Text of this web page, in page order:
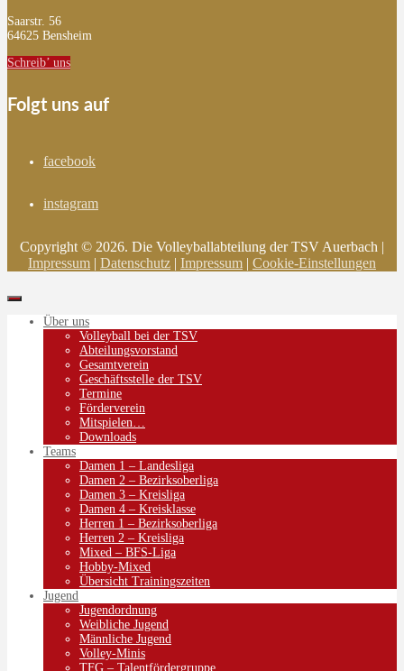
Saarstr. 56
64625 Bensheim
Schreib’ uns
Folgt uns auf
facebook
instagram
Copyright © 2026. Die Volleyballabteilung der TSV Auerbach |
Impressum | Datenschutz | Impressum | Cookie-Einstellungen
Über uns
Volleyball bei der TSV
Abteilungsvorstand
Gesamtverein
Geschäftsstelle der TSV
Termine
Förderverein
Mitspielen…
Downloads
Teams
Damen 1 – Landesliga
Damen 2 – Bezirksoberliga
Damen 3 – Kreisliga
Damen 4 – Kreisklasse
Herren 1 – Bezirksoberliga
Herren 2 – Kreisliga
Mixed – BFS-Liga
Hobby-Mixed
Übersicht Trainingszeiten
Jugend
Jugendordnung
Weibliche Jugend
Männliche Jugend
Volley-Minis
TFG – Talentfördergruppe